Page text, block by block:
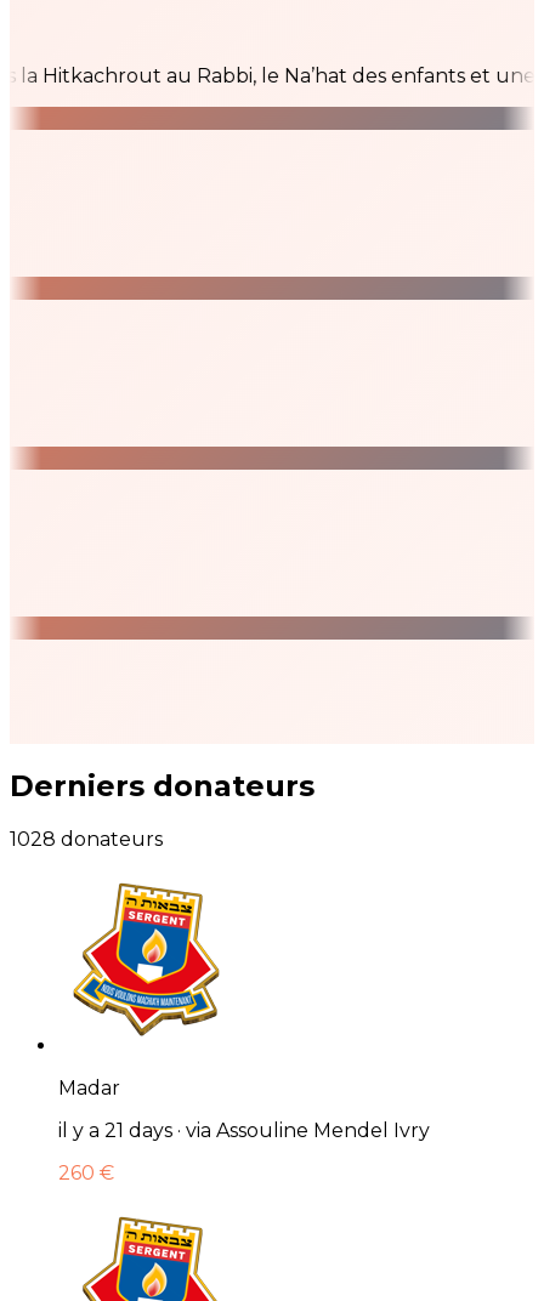
au Rabbi, le Na’hat des enfants et une
Derniers donateurs
1028 donateurs
Madar
il y a 21 days · via Assouline Mendel Ivry
260 €